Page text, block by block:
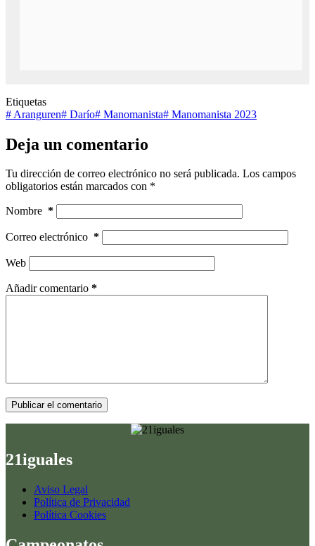
Etiquetas
# Aranguren# Darío# Manomanista# Manomanista 2023
Deja un comentario
Tu dirección de correo electrónico no será publicada. Los campos
obligatorios están marcados con *
Nombre *
Correo electrónico *
Web
Añadir comentario *
Publicar el comentario
21iguales
Aviso Legal
Política de Privacidad
Política Cookies